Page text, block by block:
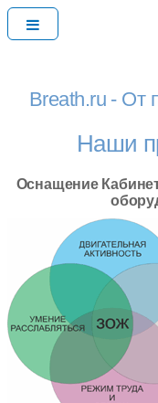
Breath.ru - От
Наши
Оснащение